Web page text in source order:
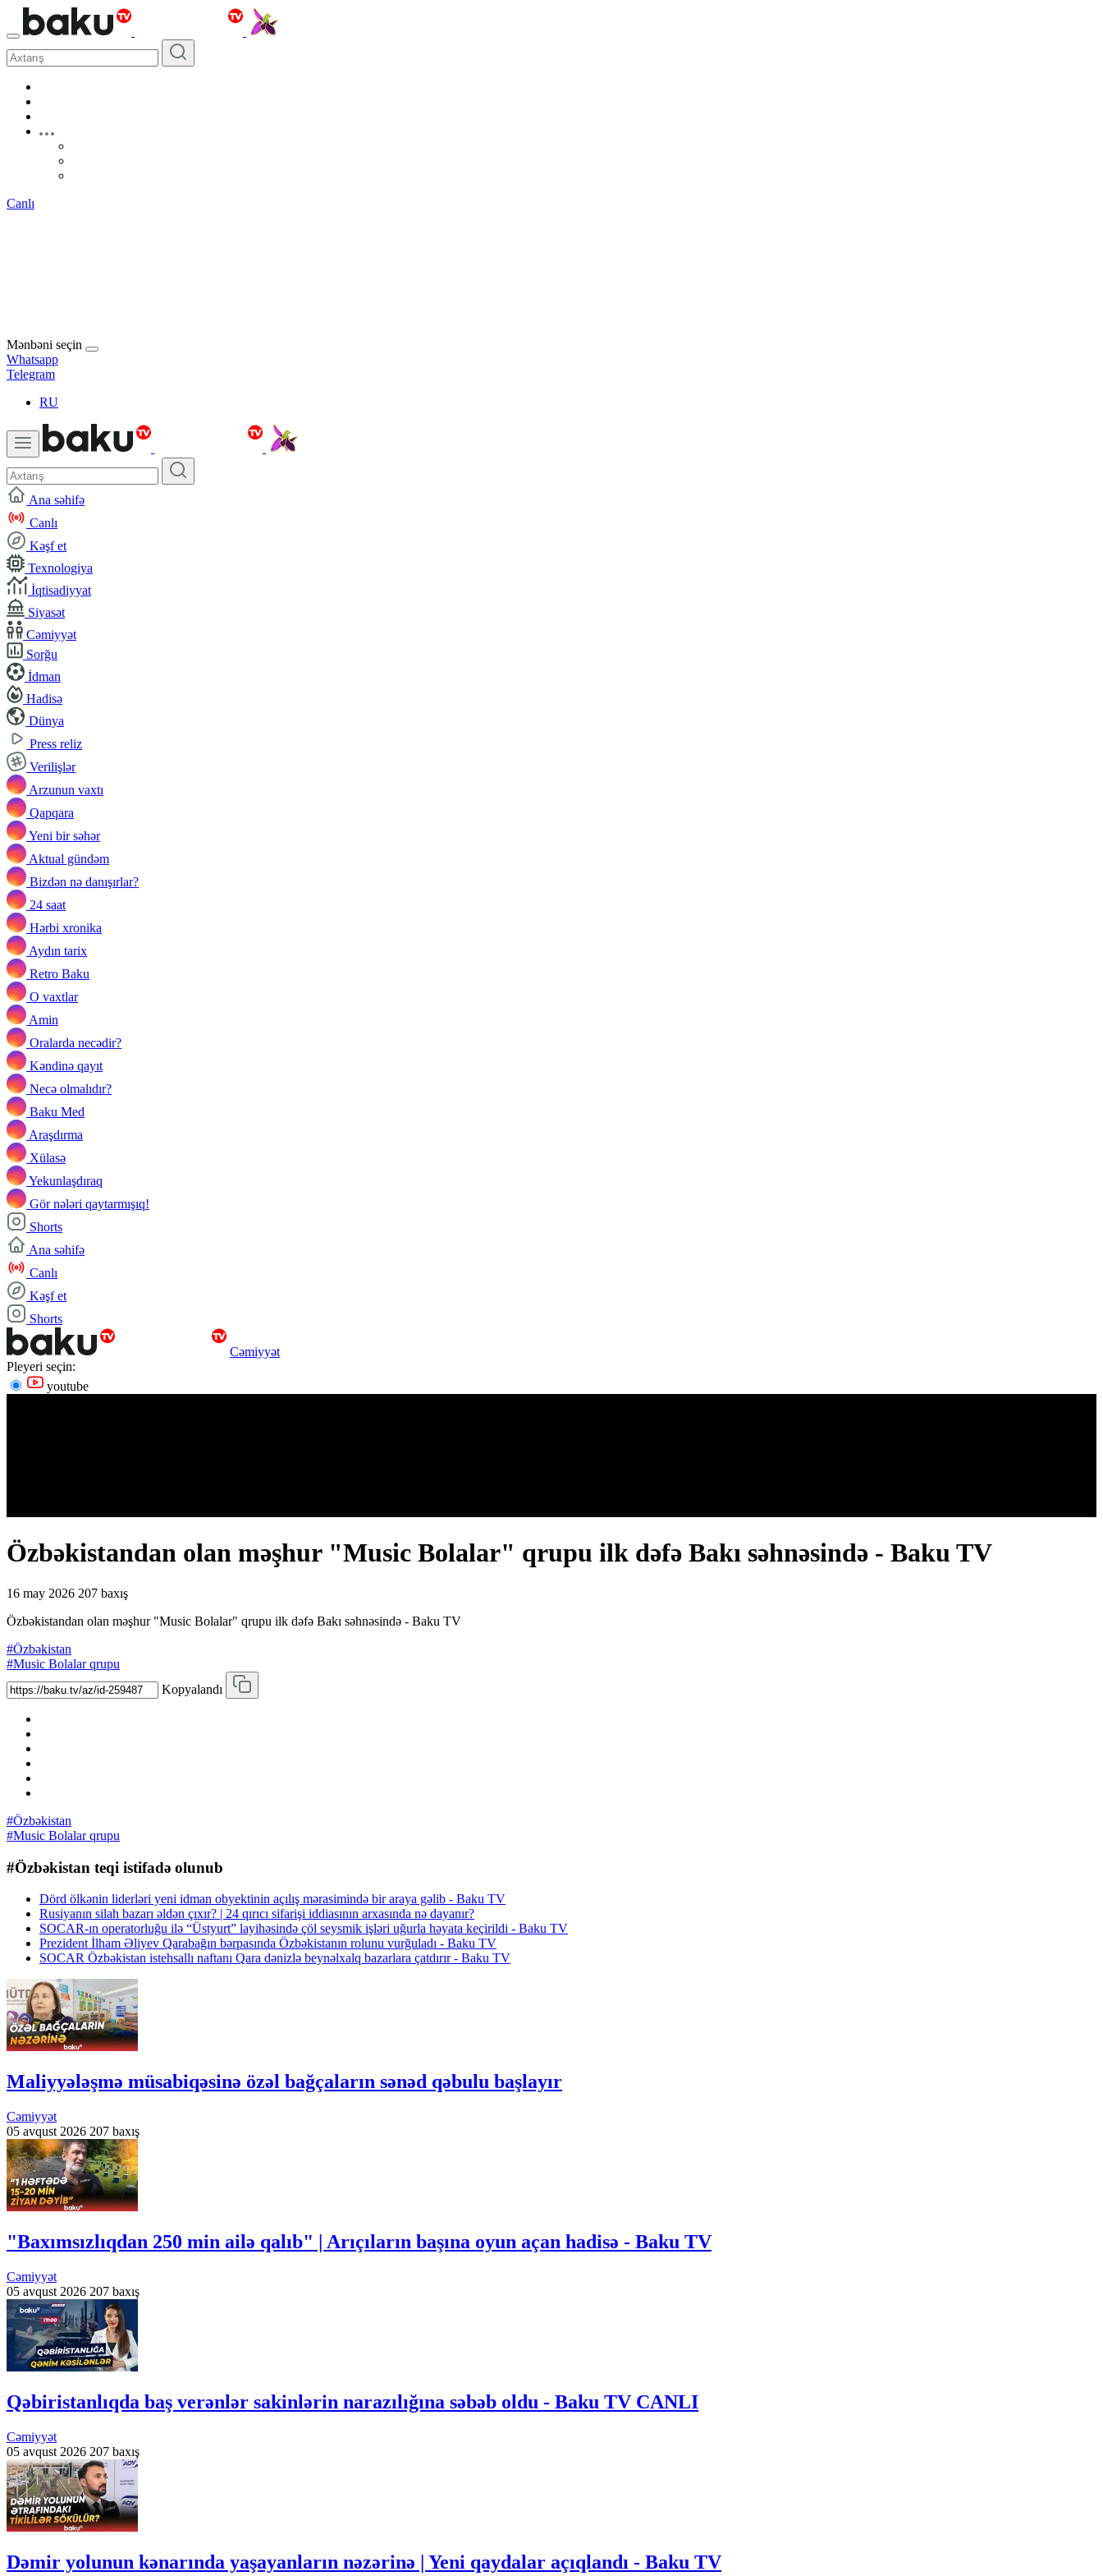
Canlı
Mənbəni seçin
Whatsapp
Telegram
RU
Ana səhifə
Canlı
Kəşf et
Texnologiya
İqtisadiyyat
Siyasət
Cəmiyyət
Sorğu
İdman
Hadisə
Dünya
Press reliz
Verilişlər
Arzunun vaxtı
Qapqara
Yeni bir səhər
Aktual gündəm
Bizdən nə danışırlar?
24 saat
Hərbi xronika
Aydın tarix
Retro Baku
O vaxtlar
Amin
Oralarda necədir?
Kəndinə qayıt
Necə olmalıdır?
Baku Med
Araşdırma
Xülasə
Yekunlaşdıraq
Gör nələri qaytarmışıq!
Shorts
Ana səhifə
Canlı
Kəşf et
Shorts
Cəmiyyət
Pleyeri seçin:
youtube
Özbəkistandan olan məşhur "Music Bolalar" qrupu ilk dəfə Bakı səhnəsində - Baku TV
16 may 2026 207 baxış
Özbəkistandan olan məşhur "Music Bolalar" qrupu ilk dəfə Bakı səhnəsində - Baku TV
#Özbəkistan
#Music Bolalar qrupu
Kopyalandı
#Özbəkistan
#Music Bolalar qrupu
#Özbəkistan teqi istifadə olunub
Dörd ölkənin liderləri yeni idman obyektinin açılış mərasimində bir araya gəlib - Baku TV
Rusiyanın silah bazarı əldən çıxır? | 24 qırıcı sifarişi iddiasının arxasında nə dayanır?
SOCAR-ın operatorluğu ilə “Üstyurt” layihəsində çöl seysmik işləri uğurla həyata keçirildi - Baku TV
Prezident İlham Əliyev Qarabağın bərpasında Özbəkistanın rolunu vurğuladı - Baku TV
SOCAR Özbəkistan istehsallı naftanı Qara dənizlə beynəlxalq bazarlara çatdırır - Baku TV
Maliyyələşmə müsabiqəsinə özəl bağçaların sənəd qəbulu başlayır
Cəmiyyət
05 avqust 2026 207 baxış
"Baxımsızlıqdan 250 min ailə qalıb" | Arıçıların başına oyun açan hadisə - Baku TV
Cəmiyyət
05 avqust 2026 207 baxış
Qəbiristanlıqda baş verənlər sakinlərin narazılığına səbəb oldu - Baku TV CANLI
Cəmiyyət
05 avqust 2026 207 baxış
Dəmir yolunun kənarında yaşayanların nəzərinə | Yeni qaydalar açıqlandı - Baku TV